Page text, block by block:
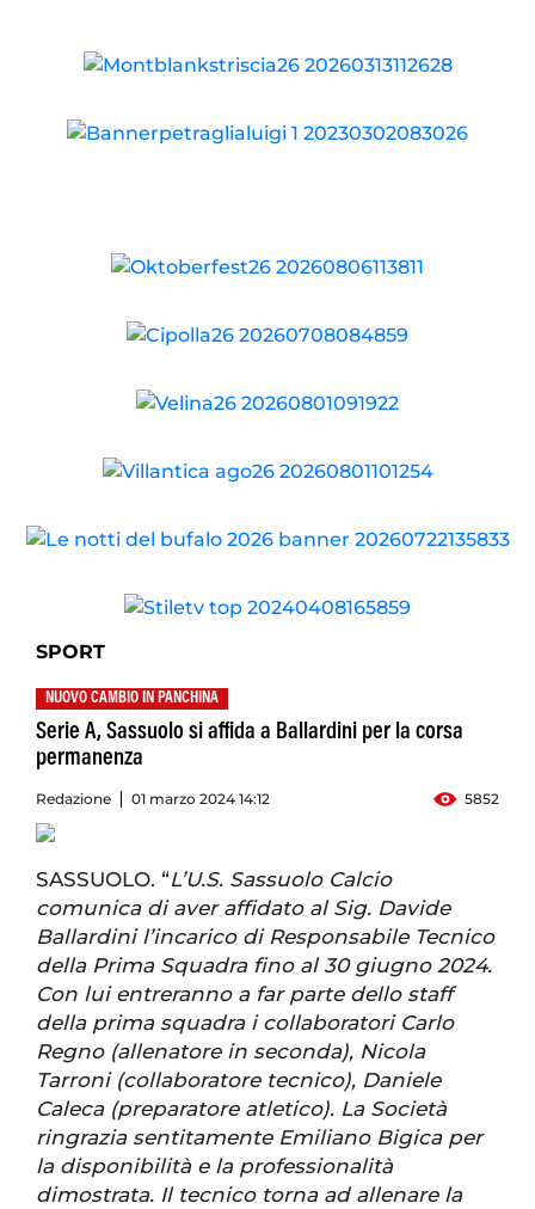
SPORT
NUOVO CAMBIO IN PANCHINA
Serie A, Sassuolo si affida a Ballardini per la corsa
permanenza
Redazione 01 marzo 2024 14:12 5852
SASSUOLO. “L’U.S. Sassuolo Calcio
comunica di aver affidato al Sig. Davide
Ballardini l’incarico di Responsabile Tecnico
della Prima Squadra fino al 30 giugno 2024.
Con lui entreranno a far parte dello staff
della prima squadra i collaboratori Carlo
Regno (allenatore in seconda), Nicola
Tarroni (collaboratore tecnico), Daniele
Caleca (preparatore atletico). La Società
ringrazia sentitamente Emiliano Bigica per
la disponibilità e la professionalità
dimostrata. Il tecnico torna ad allenare la